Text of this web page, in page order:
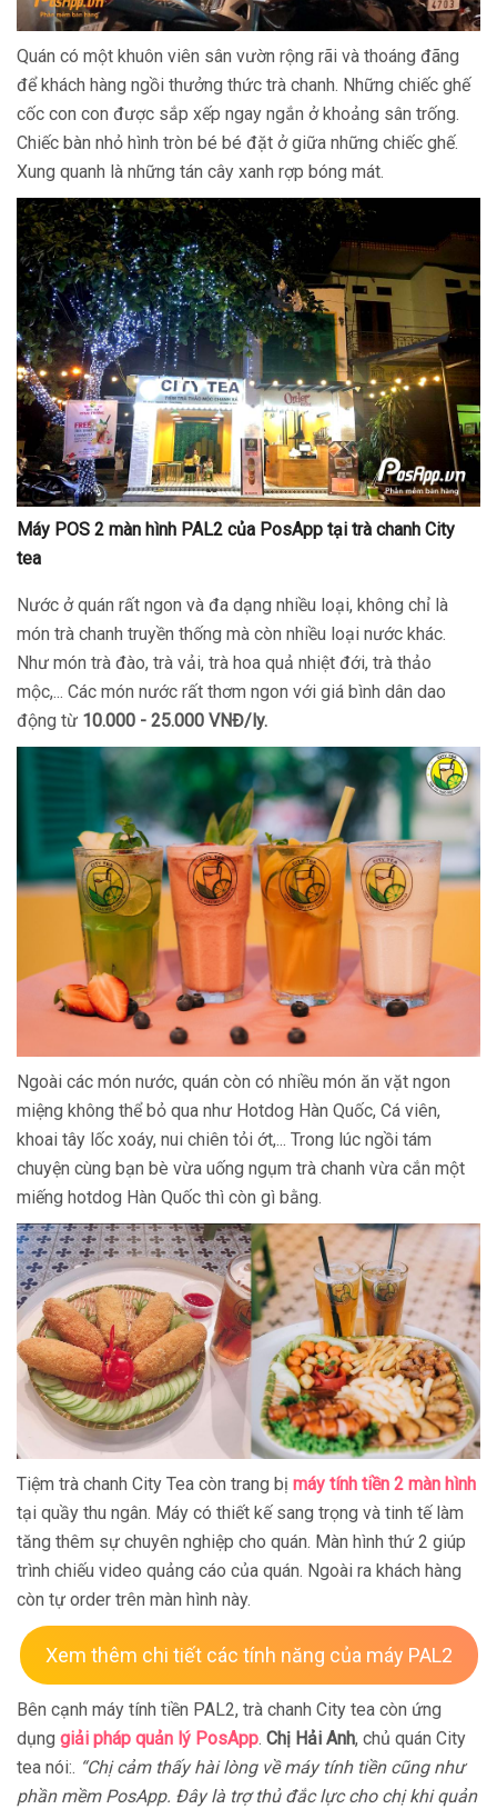
Quán có một khuôn viên sân vườn rộng rãi và thoáng đãng
để khách hàng ngồi thưởng thức trà chanh. Những chiếc ghế
cốc con con được sắp xếp ngay ngắn ở khoảng sân trống.
Chiếc bàn nhỏ hình tròn bé bé đặt ở giữa những chiếc ghế.
Xung quanh là những tán cây xanh rợp bóng mát.
Máy POS 2 màn hình PAL2 của PosApp tại trà chanh City
tea
Nước ở quán rất ngon và đa dạng nhiều loại, không chỉ là
món trà chanh truyền thống mà còn nhiều loại nước khác.
Như món trà đào, trà vải, trà hoa quả nhiệt đới, trà thảo
mộc,... Các món nước rất thơm ngon với giá bình dân dao
động từ 10.000 - 25.000 VNĐ/ly.
Ngoài các món nước, quán còn có nhiều món ăn vặt ngon
miệng không thể bỏ qua như Hotdog Hàn Quốc, Cá viên,
khoai tây lốc xoáy, nui chiên tỏi ớt,... Trong lúc ngồi tám
chuyện cùng bạn bè vừa uống ngụm trà chanh vừa cắn một
miếng hotdog Hàn Quốc thì còn gì bằng.
Tiệm trà chanh City Tea còn trang bị máy tính tiền 2 màn hình
tại quầy thu ngân. Máy có thiết kế sang trọng và tinh tế làm
tăng thêm sự chuyên nghiệp cho quán. Màn hình thứ 2 giúp
trình chiếu video quảng cáo của quán. Ngoài ra khách hàng
còn tự order trên màn hình này.
Xem thêm chi tiết các tính năng của máy PAL2
Bên cạnh máy tính tiền PAL2, trà chanh City tea còn ứng
dụng giải pháp quản lý PosApp. Chị Hải Anh, chủ quán City
tea nói:. “Chị cảm thấy hài lòng về máy tính tiền cũng như
phần mềm PosApp. Đây là trợ thủ đắc lực cho chị khi quản